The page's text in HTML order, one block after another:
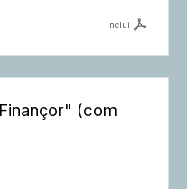
inclui
(com